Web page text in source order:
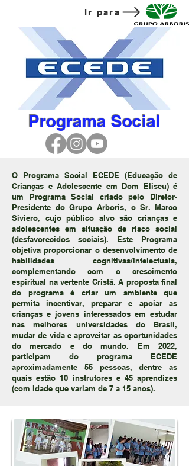
Ir para
Programa Social
O Programa Social ECEDE (Educação de
Crianças e Adolescente em Dom Eliseu) é
um Programa Social criado pelo Diretor-
Presidente do Grupo Arboris, o Sr. Marco
Siviero, cujo público alvo são crianças e
adolescentes em situação de risco social
(desfavorecidos sociais). Este Programa
objetiva proporcionar o desenvolvimento de
habilidades cognitivas/intelectuais,
complementando com o crescimento
espiritual na vertente Cristã. A proposta final
do programa é criar um ambiente que
permita incentivar, preparar e apoiar as
crianças e jovens interessados em estudar
nas melhores universidades do Brasil,
mudar de vida e aproveitar as oportunidades
do mercado e do mundo. Em 2022,
participam do programa ECEDE
aproximadamente 55 pessoas, dentre as
quais estão 10 instrutores e 45 aprendizes
(com idade que variam de 7 a 15 anos).